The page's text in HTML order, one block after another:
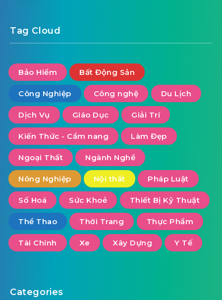
Tag Cloud
Bảo Hiểm Bất Động Sản
Công Nghiệp Công nghệ Du Lịch
Dịch Vụ Giáo Dục Giải Trí
Kiến Thức - Cẩm nang Làm Đẹp
Ngoại Thất Ngành Nghề
Nông Nghiệp Nội thất Pháp Luật
Số Hoá Sức Khoẻ Thiết Bị Kỹ Thuật
Thể Thao Thời Trang Thực Phẩm
Tài Chính Xe Xây Dựng Y Tế
Categories